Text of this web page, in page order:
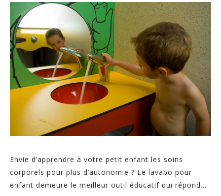
Envie d’apprendre à votre petit enfant les soins
corporels pour plus d’autonomie ? Le lavabo pour
enfant demeure le meilleur outil éducatif qui répond...